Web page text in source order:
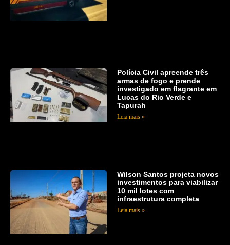
Polícia Civil apreende três
armas de fogo e prende
investigado em flagrante em
Lucas do Rio Verde e
Tapurah
Leia mais »
Wilson Santos projeta novos
investimentos para viabilizar
10 mil lotes com
infraestrutura completa
Leia mais »